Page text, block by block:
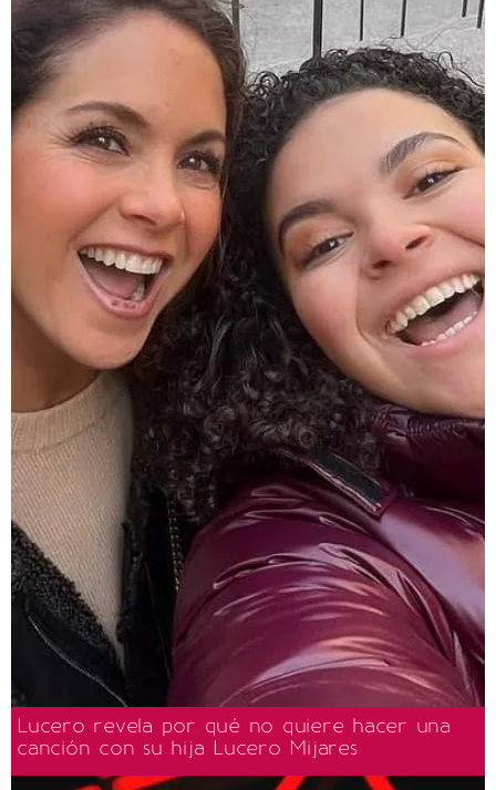
Lucero revela por qué no quiere hacer una
canción con su hija Lucero Mijares